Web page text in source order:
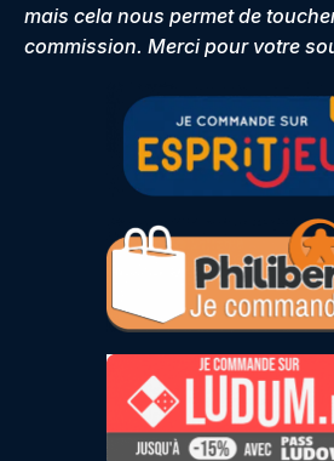
mais cela nous permet de
commission. Merci pour votre